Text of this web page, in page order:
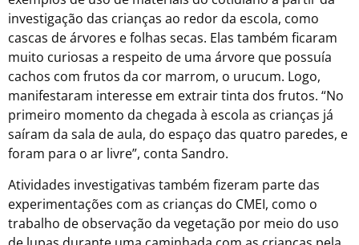
investigação das crianças ao redor da escola, como
cascas de árvores e folhas secas. Elas também ficaram
muito curiosas a respeito de uma árvore que possuía
cachos com frutos da cor marrom, o urucum. Logo,
manifestaram interesse em extrair tinta dos frutos. “No
primeiro momento da chegada à escola as crianças já
saíram da sala de aula, do espaço das quatro paredes, e
foram para o ar livre”, conta Sandro.
Atividades investigativas também fizeram parte das
experimentações com as crianças do CMEI, como o
trabalho de observação da vegetação por meio do uso